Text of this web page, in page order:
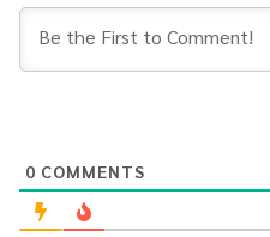
0 COMMENTS